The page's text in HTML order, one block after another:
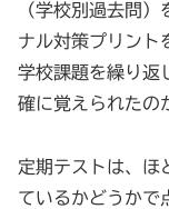
（学校別過去問
ナル対策プリント
学校課題を繰り返
確に覚えられたの
定期テストは、ほ
ているかどうかで